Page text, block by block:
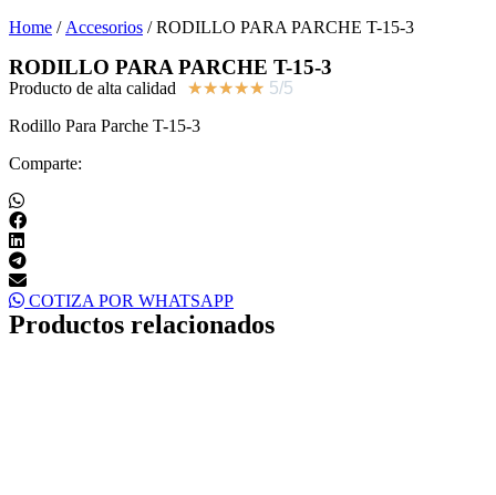
Home / Accesorios / RODILLO PARA PARCHE T-15-3
RODILLO PARA PARCHE T-15-3
Producto de alta calidad ★★★★★ 5/5
Rodillo Para Parche T-15-3
Comparte:
COTIZA POR WHATSAPP
Productos relacionados